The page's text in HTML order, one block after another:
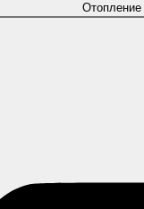
Отопление